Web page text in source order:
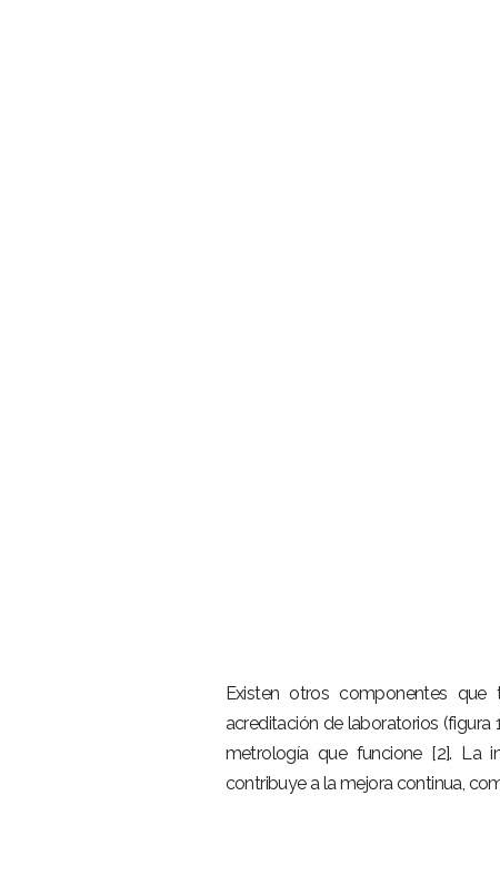
Existen otros componentes que
acreditación de laboratorios (figura
metrología que funcione [2]. La
contribuye a la mejora continua,